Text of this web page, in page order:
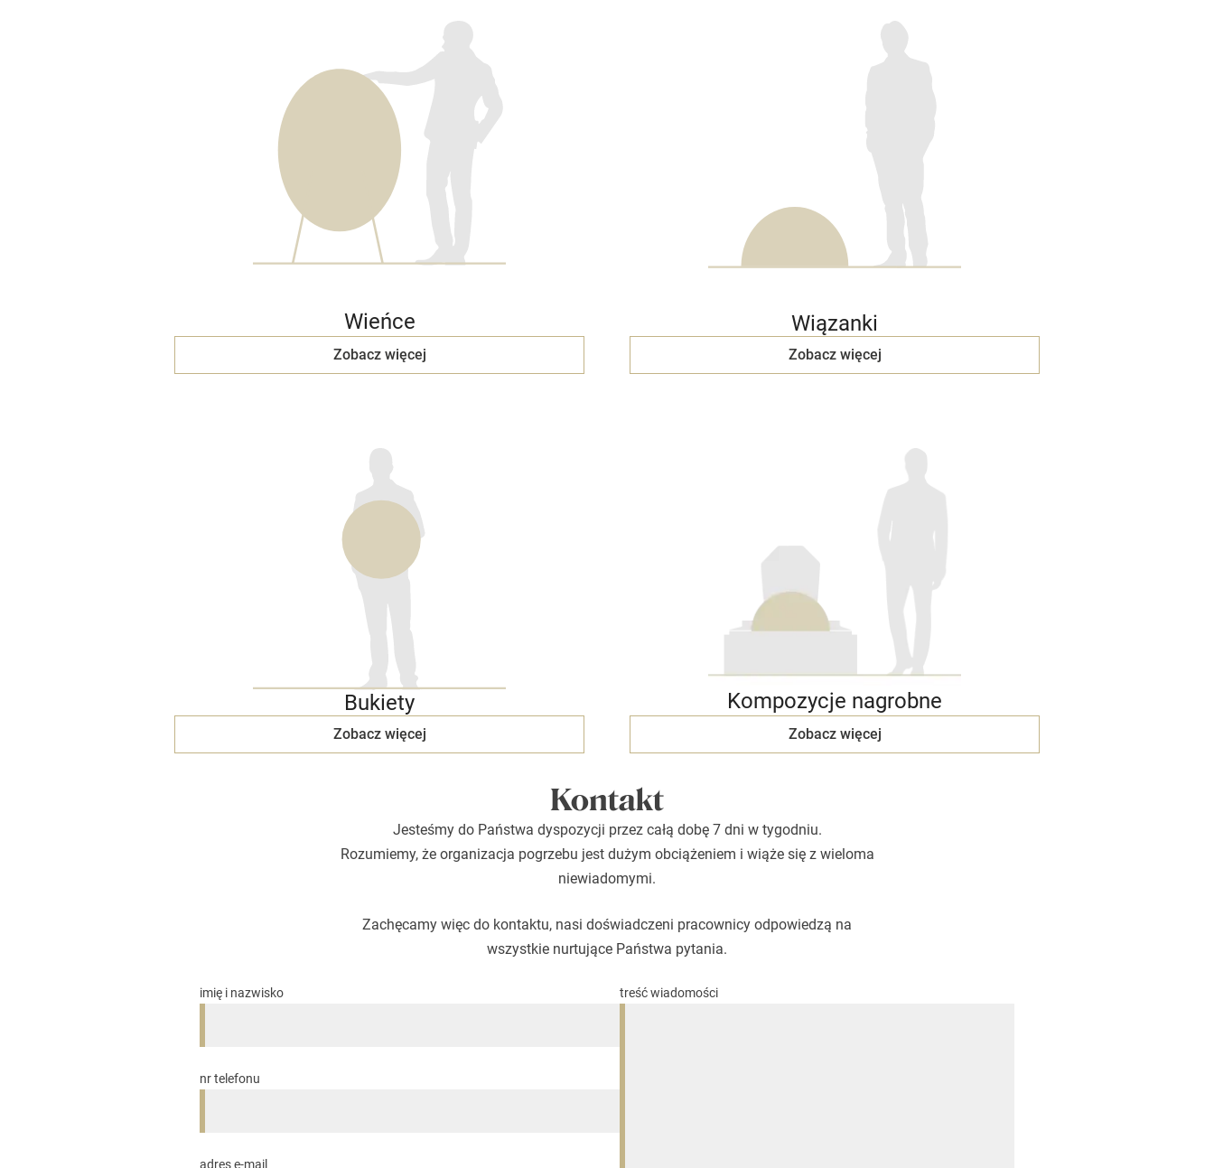
Wieńce
Zobacz więcej
Wiązanki
Zobacz więcej
Bukiety
Zobacz więcej
Kompozycje nagrobne
Zobacz więcej
Kontakt
Jesteśmy do Państwa dyspozycji przez całą dobę 7 dni w tygodniu.
Rozumiemy, że organizacja pogrzebu jest dużym obciążeniem i wiąże się z wieloma
niewiadomymi.
Zachęcamy więc do kontaktu, nasi doświadczeni pracownicy odpowiedzą na
wszystkie nurtujące Państwa pytania.
imię i nazwisko
nr telefonu
adres e-mail
treść wiadomości